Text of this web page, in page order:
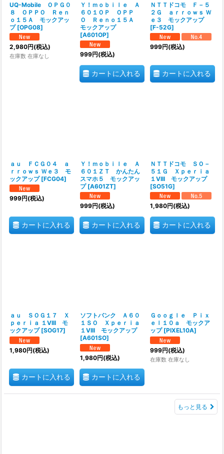
UQ-Mobile ＯＰＧ０
８ ＯＰＰＯ Ｒｅｎ
ｏ１５Ａ モックアッ
プ [OPG08]
2,980円(税込)
在庫数 在庫なし
Ｙ！ｍｏｂｉｌｅ Ａ
６０１ＯＰ ＯＰＰ
Ｏ Ｒｅｎｏ１５Ａ
モックアップ
[A601OP]
999円(税込)
カートに入れる
ＮＴＴドコモ Ｆ－５
２Ｇ ａｒｒｏｗｓ Ｗ
ｅ３ モックアップ
[F-52G]
999円(税込)
カートに入れる
ａｕ ＦＣＧ０４ ａ
ｒｒｏｗｓ Ｗｅ３ モ
ックアップ [FCG04]
999円(税込)
カートに入れる
Ｙ！ｍｏｂｉｌｅ Ａ
６０１ＺＴ かんたん
スマホ５ モックアッ
プ [A601ZT]
999円(税込)
カートに入れる
ＮＴＴドコモ ＳＯ－
５１Ｇ Ｘｐｅｒｉａ
１VIII モックアップ
[SO51G]
1,980円(税込)
カートに入れる
ａｕ ＳＯＧ１７ Ｘ
ｐｅｒｉａ １VIII モ
ックアップ [SOG17]
1,980円(税込)
カートに入れる
ソフトバンク Ａ６０
１ＳＯ Ｘｐｅｒｉａ
１VIII モックアップ
[A601SO]
1,980円(税込)
カートに入れる
Ｇｏｏｇｌｅ Ｐｉｘ
ｅｌ１０ａ モックア
ップ [PIXEL10A]
999円(税込)
在庫数 在庫なし
もっと見る